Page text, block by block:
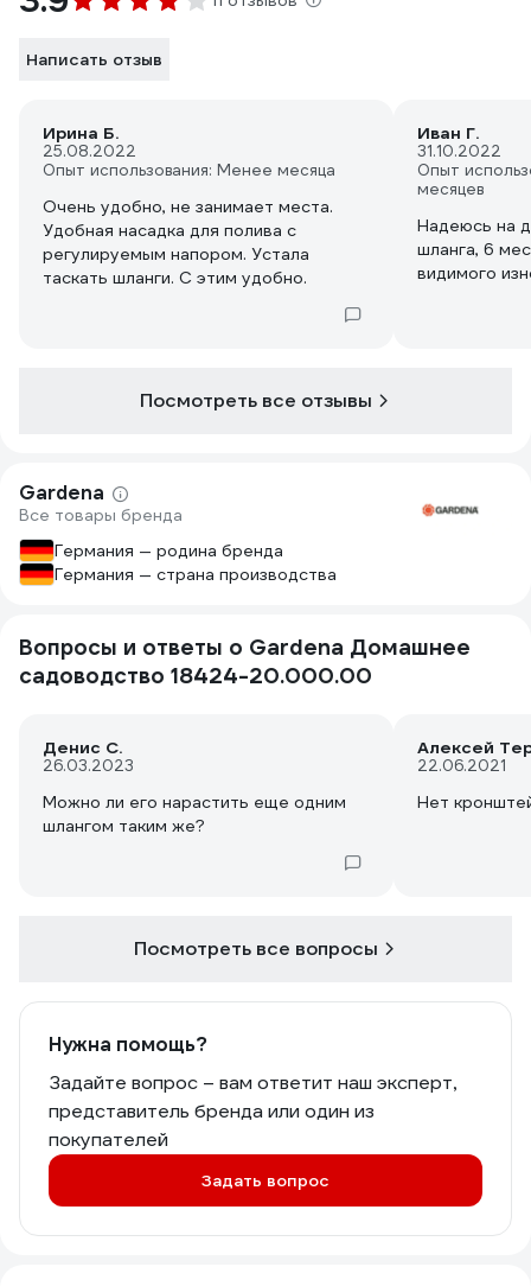
Написать отзыв
Ирина Б.
25.08.2022
Опыт использования: Менее месяца
Очень удобно, не занимает места.
Удобная насадка для полива с
регулируемым напором. Устала
таскать шланги. С этим удобно.
Иван Г.
31.10.2022
Опыт
месяцев
Надеюсь на
шланга, 6
видимого
Посмотреть все отзывы
Gardena
Все товары бренда
Германия — родина бренда
Германия — страна производства
Вопросы и ответы о Gardena Домашнее
садоводство 18424-20.000.00
Денис С.
26.03.2023
Можно ли его нарастить еще одним
шлангом таким же?
Алексей
22.06.2021
Нет
Посмотреть все вопросы
Нужна помощь?
Задайте вопрос – вам ответит наш эксперт,
представитель бренда или один из
покупателей
Задать вопрос